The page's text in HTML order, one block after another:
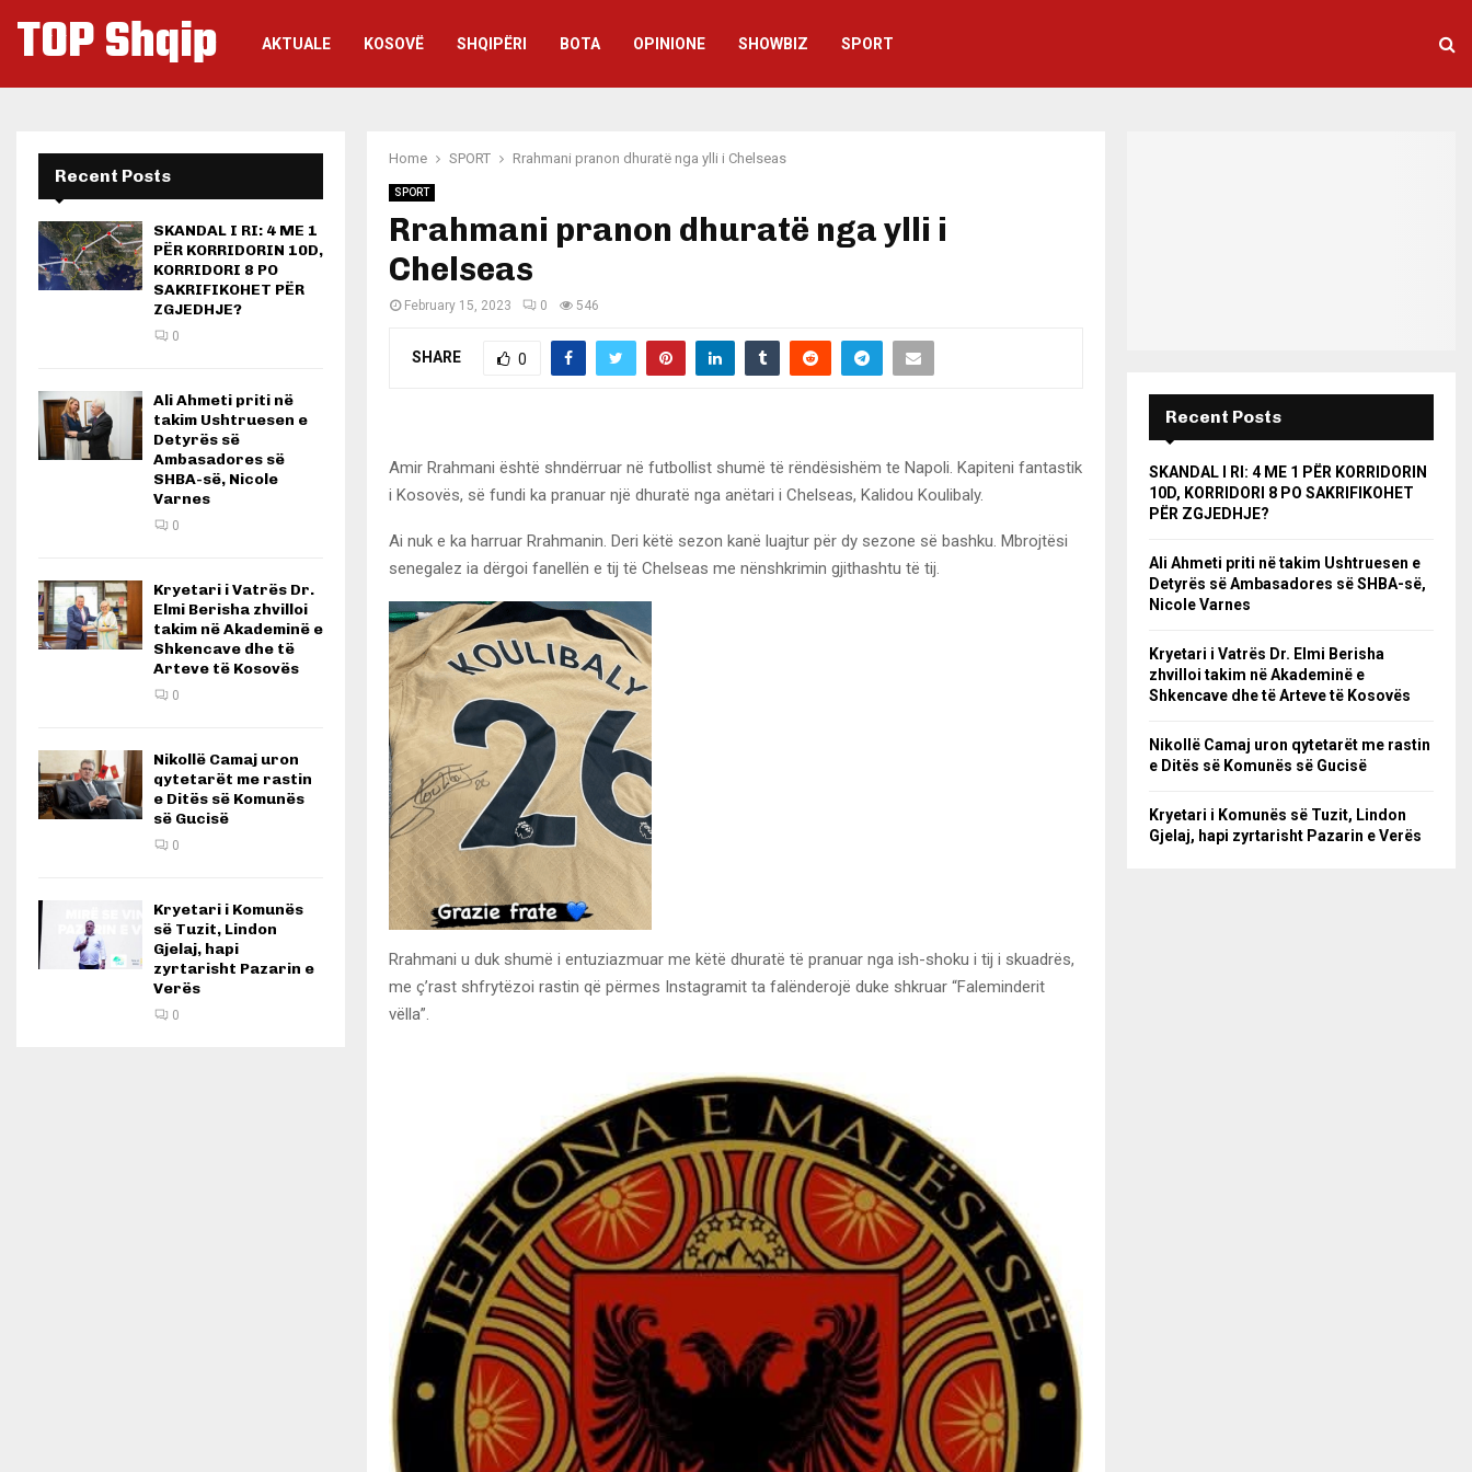
TOP Shqip AKTUALE KOSOVË SHQIPËRI BOTA OPINIONE SHOWBIZ SPORT
Home SPORT Rrahmani pranon dhuratë nga ylli i Chelseas
SPORT
Rrahmani pranon dhuratë nga ylli i
Chelseas
February 15, 2023 0 546
SHARE 0
Amir Rrahmani është shndërruar në futbollist shumë të rëndësishëm te Napoli. Kapiteni fantastik
i Kosovës, së fundi ka pranuar një dhuratë nga anëtari i Chelseas, Kalidou Koulibaly.
Ai nuk e ka harruar Rrahmanin. Deri këtë sezon kanë luajtur për dy sezone së bashku. Mbrojtësi
senegalez ia dërgoi fanellën e tij të Chelseas me nënshkrimin gjithashtu të tij.
Rrahmani u duk shumë i entuziazmuar me këtë dhuratë të pranuar nga ish-shoku i tij i skuadrës,
me ç’rast shfrytëzoi rastin që përmes Instagramit ta falënderojë duke shkruar “Faleminderit
vëlla”.
Recent Posts
SKANDAL I RI: 4 ME 1
PËR KORRIDORIN 10D,
KORRIDORI 8 PO
SAKRIFIKOHET PËR
ZGJEDHJE?
0
Ali Ahmeti priti në
takim Ushtruesen e
Detyrës së
Ambasadores së
SHBA-së, Nicole
Varnes
0
Kryetari i Vatrës Dr.
Elmi Berisha zhvilloi
takim në Akademinë e
Shkencave dhe të
Arteve të Kosovës
0
Nikollë Camaj uron
qytetarët me rastin
e Ditës së Komunës
së Gucisë
0
Kryetari i Komunës
së Tuzit, Lindon
Gjelaj, hapi
zyrtarisht Pazarin e
Verës
0
Recent Posts
SKANDAL I RI: 4 ME 1 PËR KORRIDORIN
10D, KORRIDORI 8 PO SAKRIFIKOHET
PËR ZGJEDHJE?
Ali Ahmeti priti në takim Ushtruesen e
Detyrës së Ambasadores së SHBA-së,
Nicole Varnes
Kryetari i Vatrës Dr. Elmi Berisha
zhvilloi takim në Akademinë e
Shkencave dhe të Arteve të Kosovës
Nikollë Camaj uron qytetarët me rastin
e Ditës së Komunës së Gucisë
Kryetari i Komunës së Tuzit, Lindon
Gjelaj, hapi zyrtarisht Pazarin e Verës